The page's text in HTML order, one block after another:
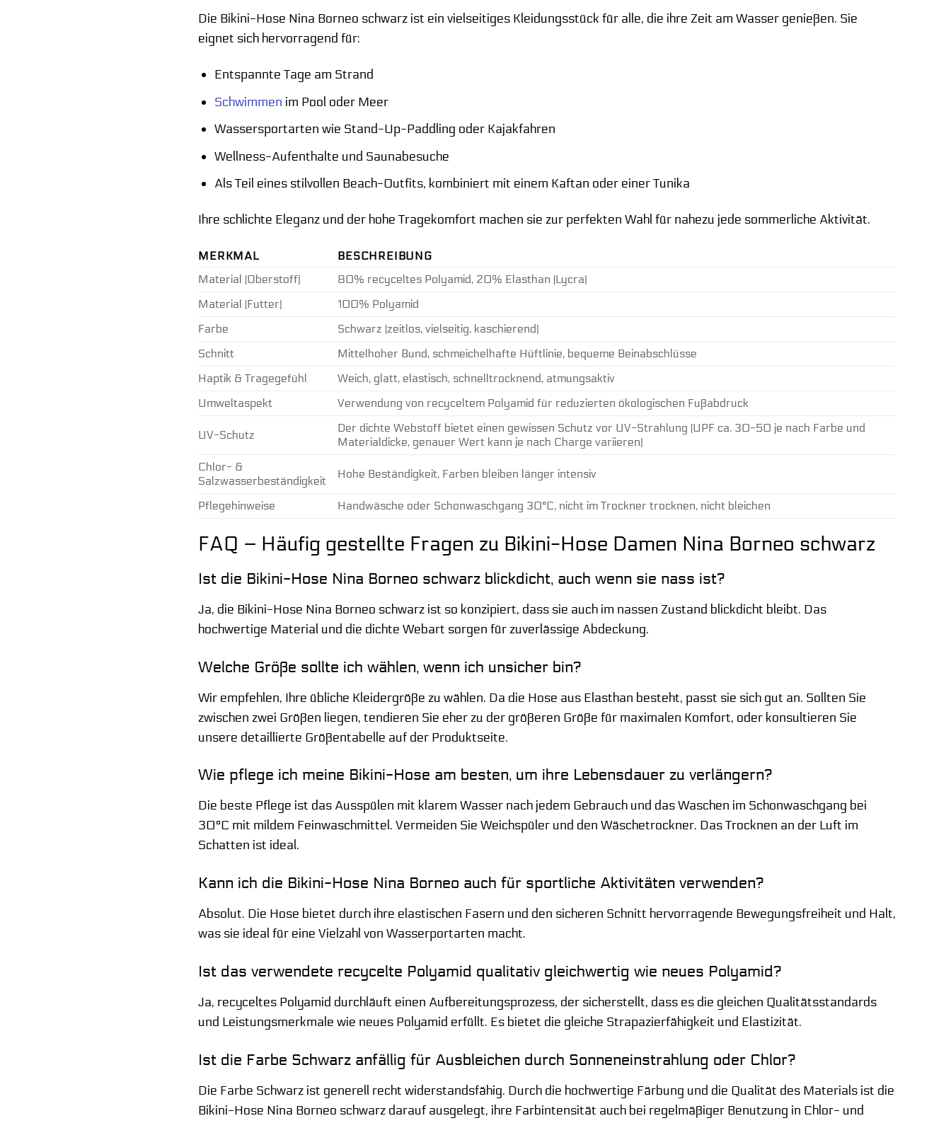
Die Bikini-Hose Nina Borneo schwarz ist ein vielseitiges Kleidungsstück für alle, die ihre Zeit am Wasser genießen. Sie
eignet sich hervorragend für:
Entspannte Tage am Strand
Schwimmen im Pool oder Meer
Wassersportarten wie Stand-Up-Paddling oder Kajakfahren
Wellness-Aufenthalte und Saunabesuche
Als Teil eines stilvollen Beach-Outfits, kombiniert mit einem Kaftan oder einer Tunika
Ihre schlichte Eleganz und der hohe Tragekomfort machen sie zur perfekten Wahl für nahezu jede sommerliche Aktivität.
MERKMAL
BESCHREIBUNG
Material (Oberstoff)
80% recyceltes Polyamid, 20% Elasthan (Lycra)
Material (Futter)
100% Polyamid
Farbe
Schwarz (zeitlos, vielseitig, kaschierend)
Schnitt
Mittelhoher Bund, schmeichelhafte Hüftlinie, bequeme Beinabschlüsse
Haptik & Tragegefühl
Weich, glatt, elastisch, schnelltrocknend, atmungsaktiv
Umweltaspekt
Verwendung von recyceltem Polyamid für reduzierten ökologischen Fußabdruck
UV-Schutz
Der dichte Webstoff bietet einen gewissen Schutz vor UV-Strahlung (UPF ca. 30-50 je nach Farbe und
Materialdicke, genauer Wert kann je nach Charge variieren)
Chlor- &
Salzwasserbeständigkeit
Hohe Beständigkeit, Farben bleiben länger intensiv
Pflegehinweise Handwäsche oder Schonwaschgang 30°C, nicht im Trockner trocknen, nicht bleichen
FAQ – Häufig gestellte Fragen zu Bikini-Hose Damen Nina Borneo schwarz
Ist die Bikini-Hose Nina Borneo schwarz blickdicht, auch wenn sie nass ist?
Ja, die Bikini-Hose Nina Borneo schwarz ist so konzipiert, dass sie auch im nassen Zustand blickdicht bleibt. Das
hochwertige Material und die dichte Webart sorgen für zuverlässige Abdeckung.
Welche Größe sollte ich wählen, wenn ich unsicher bin?
Wir empfehlen, Ihre übliche Kleidergröße zu wählen. Da die Hose aus Elasthan besteht, passt sie sich gut an. Sollten Sie
zwischen zwei Größen liegen, tendieren Sie eher zu der größeren Größe für maximalen Komfort, oder konsultieren Sie
unsere detaillierte Größentabelle auf der Produktseite.
Wie pflege ich meine Bikini-Hose am besten, um ihre Lebensdauer zu verlängern?
Die beste Pflege ist das Ausspülen mit klarem Wasser nach jedem Gebrauch und das Waschen im Schonwaschgang bei
30°C mit mildem Feinwaschmittel. Vermeiden Sie Weichspüler und den Wäschetrockner. Das Trocknen an der Luft im
Schatten ist ideal.
Kann ich die Bikini-Hose Nina Borneo auch für sportliche Aktivitäten verwenden?
Absolut. Die Hose bietet durch ihre elastischen Fasern und den sicheren Schnitt hervorragende Bewegungsfreiheit und Halt,
was sie ideal für eine Vielzahl von Wasserportarten macht.
Ist das verwendete recycelte Polyamid qualitativ gleichwertig wie neues Polyamid?
Ja, recyceltes Polyamid durchläuft einen Aufbereitungsprozess, der sicherstellt, dass es die gleichen Qualitätsstandards
und Leistungsmerkmale wie neues Polyamid erfüllt. Es bietet die gleiche Strapazierfähigkeit und Elastizität.
Ist die Farbe Schwarz anfällig für Ausbleichen durch Sonneneinstrahlung oder Chlor?
Die Farbe Schwarz ist generell recht widerstandsfähig. Durch die hochwertige Färbung und die Qualität des Materials ist die
Bikini-Hose Nina Borneo schwarz darauf ausgelegt, ihre Farbintensität auch bei regelmäßiger Benutzung in Chlor- und